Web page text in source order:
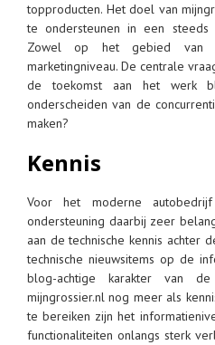
topproducten. Het doel van
te ondersteunen in een steeds
Zowel op het gebied van
marketingniveau. De centrale
de toekomst aan het werk
onderscheiden van de
maken?
Kennis
Voor het moderne
ondersteuning daarbij zeer
aan de technische kennis achter
technische nieuwsitems op de
blog-achtige karakter van
mijngrossier.nl nog meer als
te bereiken zijn het
functionaliteiten onlangs sterk